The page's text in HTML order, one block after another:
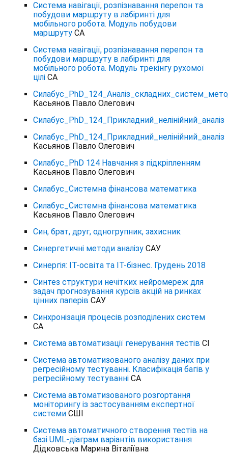
Сиcтема навігації, розпізнавання перепон та
побудови маршруту в лабіринті для
мобільного робота. Модуль побудови
маршруту СА
Сиcтема навігації, розпізнавання перепон та
побудови маршруту в лабіринті для
мобільного робота. Модуль трекінгу рухомої
цілі СА
Касьянов Павло Олегович
Силабус_PhD_124_Прикладний_нелінійний_аналіз
Силабус_PhD_124_Прикладний_нелінійний_аналіз
Касьянов Павло Олегович
Силабус_РhD 124 Навчання з підкріпленням
Касьянов Павло Олегович
Силабус_Системна фінансова математика
Силабус_Системна фінансова математика
Касьянов Павло Олегович
Син, брат, друг, одногрупник, захисник
Синергетичні методи аналізу САУ
Синергія: ІТ-освіта та ІТ-бізнес. Грудень 2018
Синтез структури нечітких нейромереж для
задач прогнозування курсів акцій на ринках
цінних паперів САУ
Синхронізація процесів розподілених систем
СА
Система автоматизації генерування тестів СІ
Система автоматизованого аналізу даних при
регресійному тестуванні. Класифікація багів у
регресійному тестуванні СА
Система автоматизованого розгортання
моніторингу із застосуванням експертної
системи СШІ
Система автоматичного створення тестів на
базі UML-діаграм варіантів використання
Дідковська Марина Віталіївна